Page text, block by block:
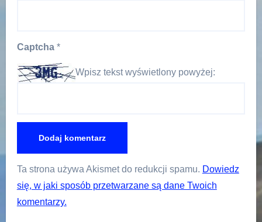
Captcha *
Wpisz tekst wyświetlony powyżej:
Ta strona używa Akismet do redukcji spamu. Dowiedz
się, w jaki sposób przetwarzane są dane Twoich
komentarzy.